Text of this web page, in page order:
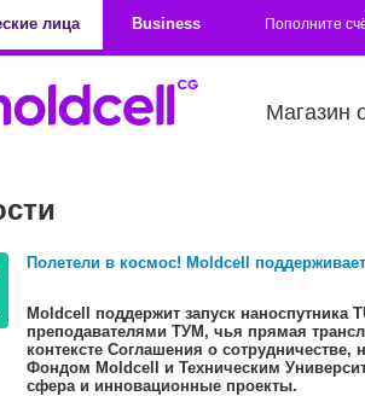
лица
Business Пополните
Магазин
Полетели в космос! Moldcell
Moldcell поддержит запуск наноспутника
преподавателями ТУМ, чья прямая
контексте Соглашения о
Фондом Moldcell и Техническим
сфера и инновационные проекты.